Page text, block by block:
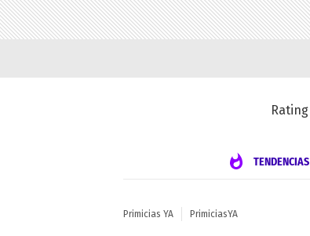
Rating
TENDENCIAS
Primicias YA PrimiciasYA